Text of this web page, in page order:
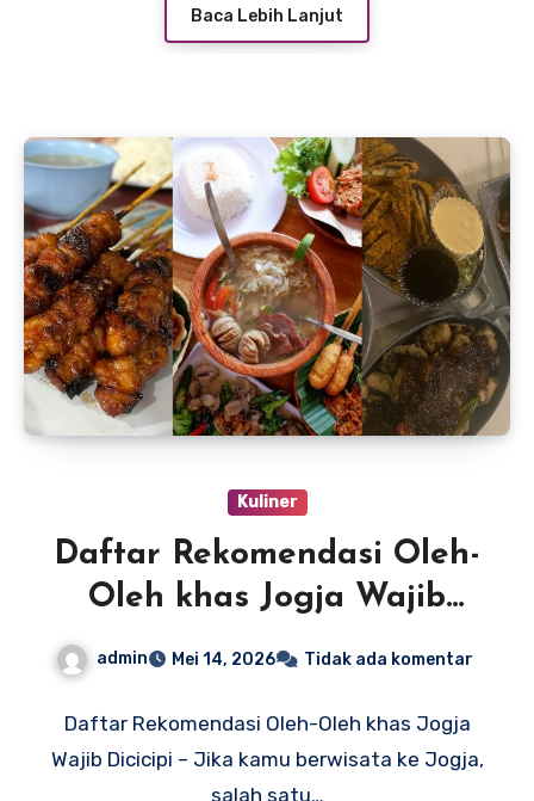
Baca Lebih Lanjut
Kuliner
Daftar Rekomendasi Oleh-
Oleh khas Jogja Wajib
admin Mei 14, 2026 Tidak ada komentar
Daftar Rekomendasi Oleh-Oleh khas Jogja
Wajib Dicicipi – Jika kamu berwisata ke Jogja,
salah satu…